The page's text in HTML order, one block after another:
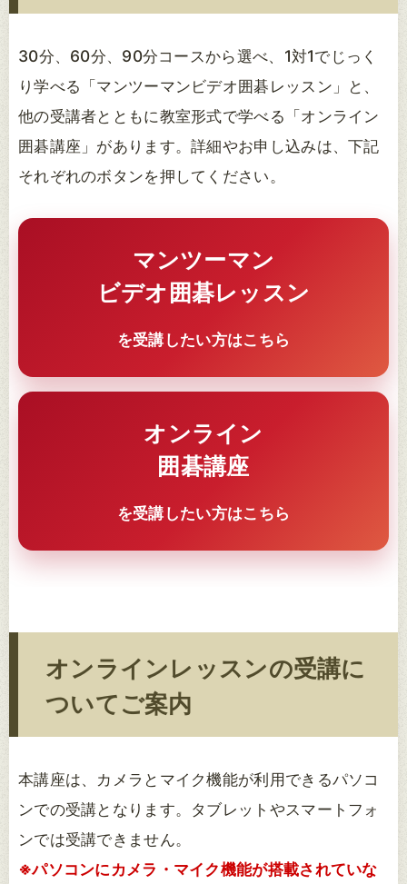
30分、60分、90分コースから選べ、1対1でじっく
り学べる「マンツーマンビデオ囲碁レッスン」と、
他の受講者とともに教室形式で学べる「オンライン
囲碁講座」があります。詳細やお申し込みは、下記
それぞれのボタンを押してください。
マンツーマン
ビデオ囲碁レッスン
を受講したい方はこちら
オンライン
囲碁講座
を受講したい方はこちら
オンラインレッスンの受講に
ついてご案内
本講座は、カメラとマイク機能が利用できるパソコ
ンでの受講となります。タブレットやスマートフォ
ンでは受講できません。
※パソコンにカメラ・マイク機能が搭載されていな